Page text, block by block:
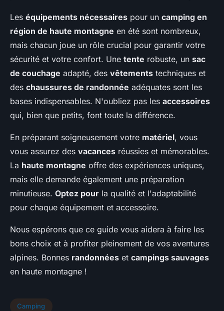
Les équipements nécessaires pour un camping en
région de haute montagne en été sont nombreux,
mais chacun joue un rôle crucial pour garantir votre
sécurité et votre confort. Une tente robuste, un sac
de couchage adapté, des vêtements techniques et
des chaussures de randonnée adéquates sont les
bases indispensables. N'oubliez pas les accessoires
qui, bien que petits, font toute la différence.
En préparant soigneusement votre matériel, vous
vous assurez des vacances réussies et mémorables.
La haute montagne offre des expériences uniques,
mais elle demande également une préparation
minutieuse. Optez pour la qualité et l'adaptabilité
pour chaque équipement et accessoire.
Nous espérons que ce guide vous aidera à faire les
bons choix et à profiter pleinement de vos aventures
alpines. Bonnes randonnées et campings sauvages
en haute montagne !
Camping